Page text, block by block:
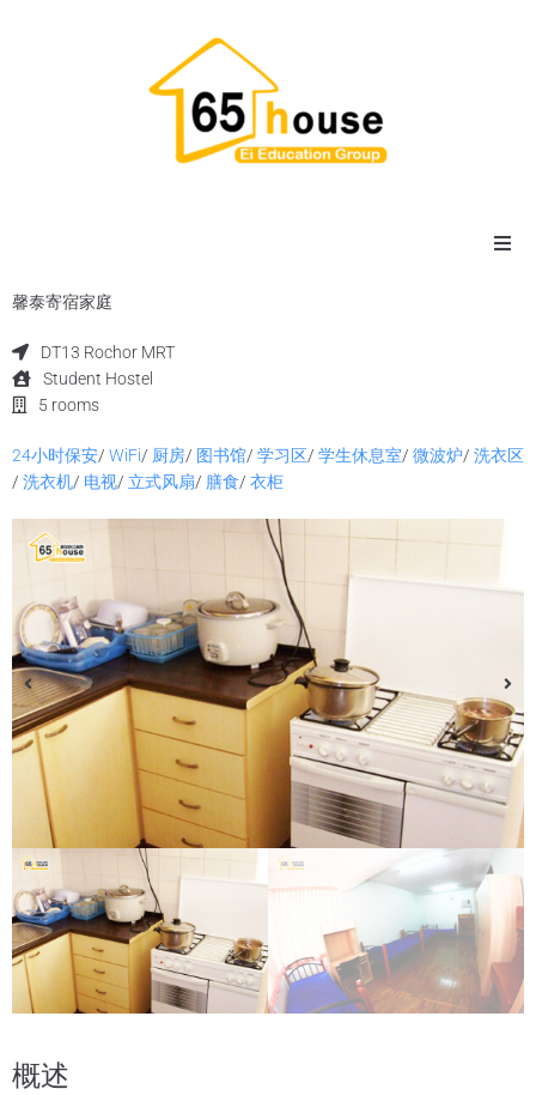
关于我们
语言
馨泰寄宿家庭
DT13 Rochor MRT
Student Hostel
5 rooms
24小时保安/ WiFi/ 厨房/ 图书馆/ 学习区/ 学生休息室/ 微波炉/ 洗衣区
/ 洗衣机/ 电视/ 立式风扇/ 膳食/ 衣柜
概述